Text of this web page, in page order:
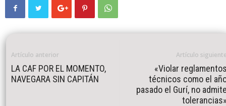
Artículo anterior
LA CAF POR EL MOMENTO,
NAVEGARA SIN CAPITÁN
Artículo
«Violar
técnicos como el
pasado el Gurí, no